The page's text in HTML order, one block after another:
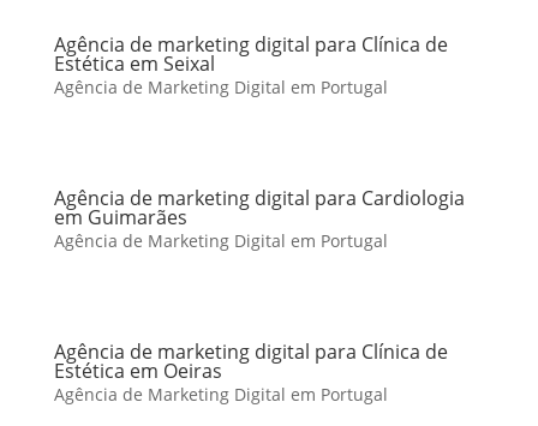
Agência de marketing digital para Clínica de
Estética em Seixal
Agência de Marketing Digital em Portugal
Agência de marketing digital para Cardiologia
em Guimarães
Agência de Marketing Digital em Portugal
Agência de marketing digital para Clínica de
Estética em Oeiras
Agência de Marketing Digital em Portugal